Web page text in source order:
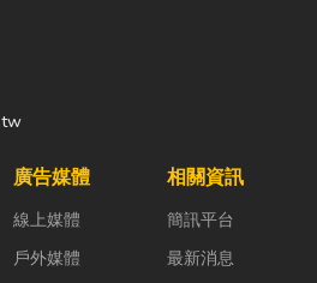
廣告媒體
線上媒體
戶外媒體
相關資訊
簡訊平台
最新消息